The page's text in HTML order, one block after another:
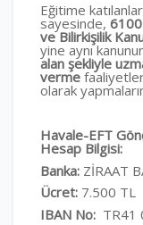
Eğitime
sayesinde, 6100
ve Bilirkişilik
yine aynı
alan şekliyle
verme
olarak
Havale-EFT
Hesap Bilgisi:
Banka: ZİRAAT
Ücret: 7.500 TL
IBAN No: TR41